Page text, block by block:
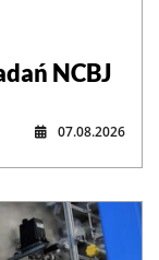
NCBJ
07.08.2026